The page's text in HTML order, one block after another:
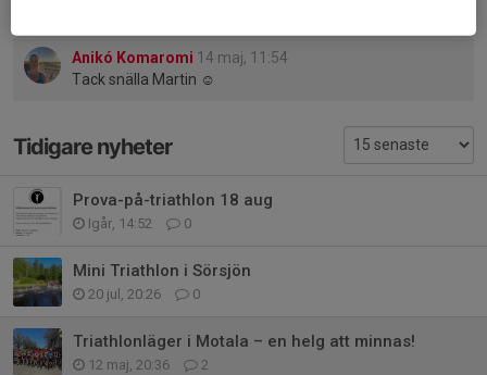
Anikó Komaromi 14 maj, 11:54
Tack snälla Martin ☺️
Tidigare nyheter
Prova-på-triathlon 18 aug
Igår, 14:52 0
Mini Triathlon i Sörsjön
20 jul, 20:26 0
Triathlonläger i Motala – en helg att minnas!
12 maj, 20:36 2